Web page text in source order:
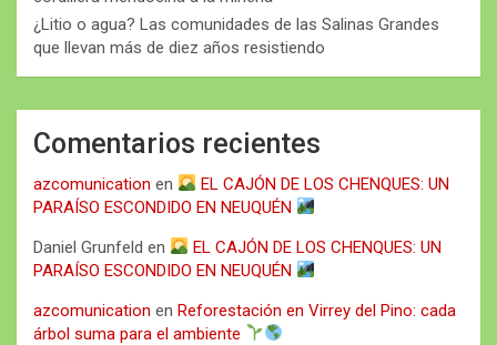
¿Litio o agua? Las comunidades de las Salinas Grandes
que llevan más de diez años resistiendo
Comentarios recientes
azcomunication en
EL CAJÓN DE LOS CHENQUES: UN
PARAÍSO ESCONDIDO EN NEUQUÉN
Daniel Grunfeld en
EL CAJÓN DE LOS CHENQUES: UN
PARAÍSO ESCONDIDO EN NEUQUÉN
azcomunication en Reforestación en Virrey del Pino: cada
árbol suma para el ambiente